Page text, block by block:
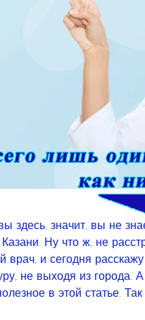
здесь, значит, вы не
Казани. Ну что ж, не
врач, и сегодня
не выходя из города.
в этой статье.